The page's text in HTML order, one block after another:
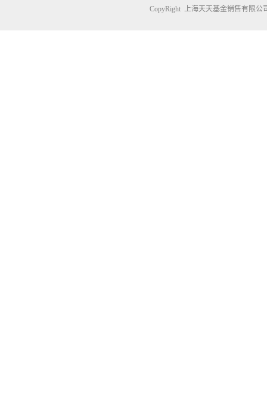
CopyRight 上海天天基金销售有限